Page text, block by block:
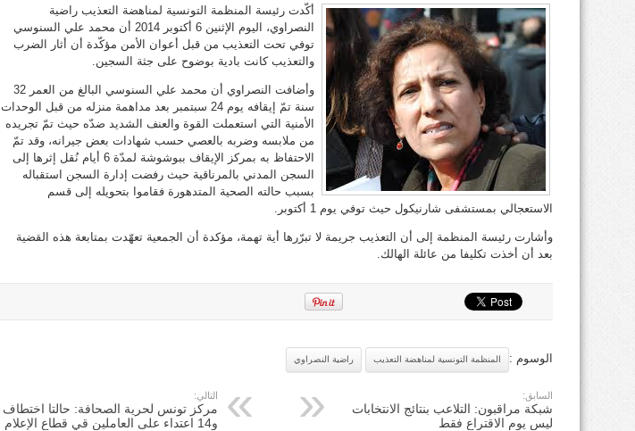
أكّدت رئيسة المنظمة التونسية لمناهضة التعذيب راضية
النصراوي، اليوم الإثنين 6 أكتوبر 2014 أن محمد علي السنوسي
توفي تحت التعذيب من قبل أعوان الأمن مؤكّدة أن أثار الضرب
والتعذيب كانت بادية بوضوح على جثة السجين.
وأضافت النصراوي أن محمد علي السنوسي البالغ من العمر 32
سنة تمّ إيقافه يوم 24 سبتمبر بعد مداهمة منزله من قبل الوحدات
الأمنية التي استعملت القوة والعنف الشديد ضدّه حيث تمّ تجريده
من ملابسه وضربه بالعصي حسب شهادات بعض جيرانه، وقد تمّ
الاحتفاظ به بمركز الإيقاف ببوشوشة لمدّة 6 أيام نُقل إثرها إلى
السجن المدني بالمرناقية حيث رفضت إدارة السجن استقباله
بسبب حالته الصحية المتدهورة فقاموا بتحويله إلى قسم
الاستعجالي بمستشفى شارنيكول حيث توفي يوم 1 أكتوبر.
وأشارت رئيسة المنظمة إلى أن التعذيب جريمة لا تبرّرها أية تهمة، مؤكدة أن الجمعية تعهّدت بمتابعة هذه القضية
بعد أن أخذت تكليفا من عائلة الهالك.
الوسوم : المنظمة التونسية لمناهضة التعذيب راضية النصراوي
السابق:
شبكة مراقبون: التلاعب بنتائج الانتخابات
ليس يوم الاقتراع فقط
التالي:
مركز تونس لحرية الصحافة: حالتا اختطاف
و14 اعتداء على العاملين قي قطاع الإعلام